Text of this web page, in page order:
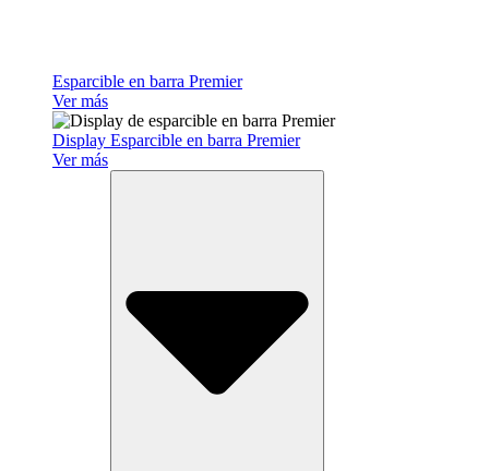
Esparcible en barra Premier
Ver más
Display Esparcible en barra Premier
Ver más